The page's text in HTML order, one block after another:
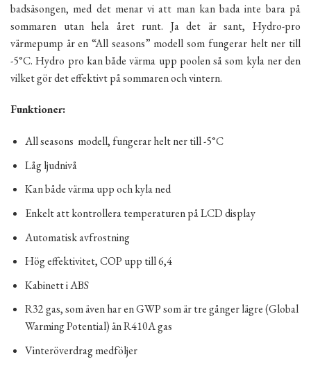
badsäsongen, med det menar vi att man kan bada inte bara på
sommaren utan hela året runt. Ja det är sant, Hydro-pro
värmepump är en “All seasons” modell som fungerar helt ner till
-5°C. Hydro pro kan både värma upp poolen så som kyla ner den
vilket gör det effektivt på sommaren och vintern.
Funktioner:
All seasons modell, fungerar helt ner till -5°C
Låg ljudnivå
Kan både värma upp och kyla ned
Enkelt att kontrollera temperaturen på LCD display
Automatisk avfrostning
Hög effektivitet, COP upp till 6,4
Kabinett i ABS
R32 gas, som även har en GWP som är tre gånger lägre (Global
Warming Potential) än R410A gas
Vinteröverdrag medföljer